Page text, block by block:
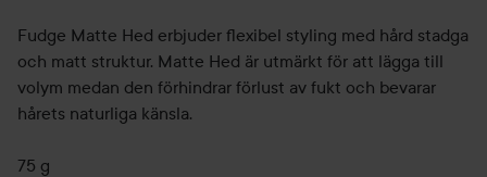
Fudge Matte Hed erbjuder flexibel styling med hård stadga
och matt struktur. Matte Hed är utmärkt för att lägga till
volym medan den förhindrar förlust av fukt och bevarar
hårets naturliga känsla.
75 g